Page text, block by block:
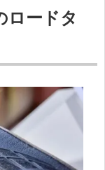
ロードタ